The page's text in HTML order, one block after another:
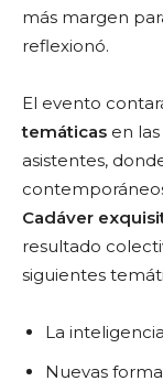
más margen
reflexionó.
El evento
temáticas en
asistentes,
Cadáver
resultado
siguientes
La
Nuevas